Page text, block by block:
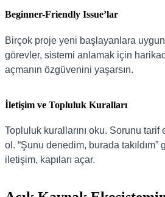
Beginner-Friendly Issue’lar
Birçok proje yeni başlayanlara
görevler, sistemi anlamak için
açmanın özgüvenini yaşarsın.
İletişim ve Topluluk Kuralları
Topluluk kurallarını oku. Sorunu tarif
ol. “Şunu denedim, burada takıldım”
iletişim, kapıları açar.